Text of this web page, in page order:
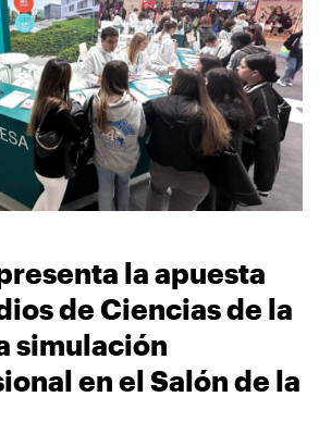
la apuesta
de Ciencias de la
simulación
en el Salón de la